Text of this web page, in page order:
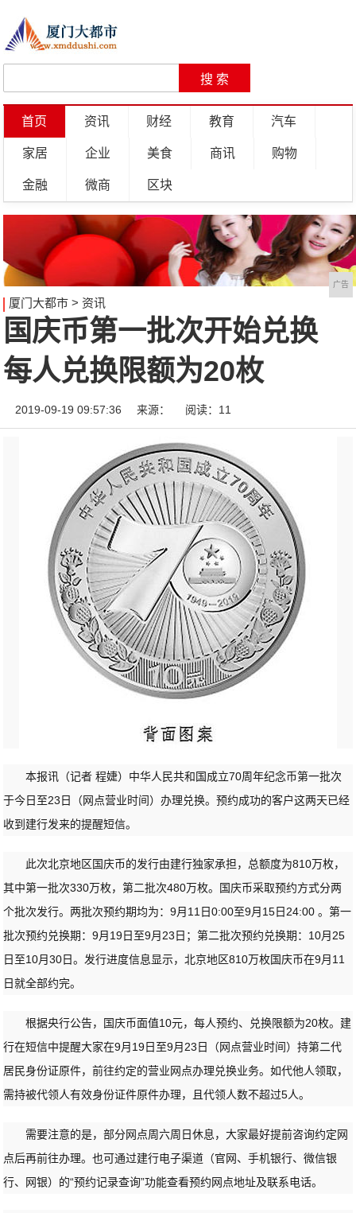
首页 资讯 财经 教育 汽车
家居 企业 美食 商讯 购物
金融 微商 区块
广告
厦门大都市> 资讯
国庆币第一批次开始兑换
每人兑换限额为20枚
2019-09-19 09:57:36 来源： 阅读：11
本报讯（记者 程婕）中华人民共和国成立70周年纪念币第一批次
于今日至23日（网点营业时间）办理兑换。预约成功的客户这两天已经
收到建行发来的提醒短信。
此次北京地区国庆币的发行由建行独家承担，总额度为810万枚，
其中第一批次330万枚，第二批次480万枚。国庆币采取预约方式分两
个批次发行。两批次预约期均为：9月11日0:00至9月15日24:00 。第一
批次预约兑换期：9月19日至9月23日；第二批次预约兑换期：10月25
日至10月30日。发行进度信息显示，北京地区810万枚国庆币在9月11
日就全部约完。
根据央行公告，国庆币面值10元，每人预约、兑换限额为20枚。建
行在短信中提醒大家在9月19日至9月23日（网点营业时间）持第二代
居民身份证原件，前往约定的营业网点办理兑换业务。如代他人领取，
需持被代领人有效身份证件原件办理，且代领人数不超过5人。
需要注意的是，部分网点周六周日休息，大家最好提前咨询约定网
点后再前往办理。也可通过建行电子渠道（官网、手机银行、微信银
行、网银）的“预约记录查询”功能查看预约网点地址及联系电话。